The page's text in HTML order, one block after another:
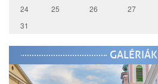
24
25 26 27
31
GALÉRIÁK